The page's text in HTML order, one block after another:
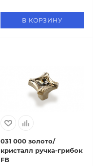
В КОРЗИНУ
031 000 золото/
кристалл ручка-грибок
FB